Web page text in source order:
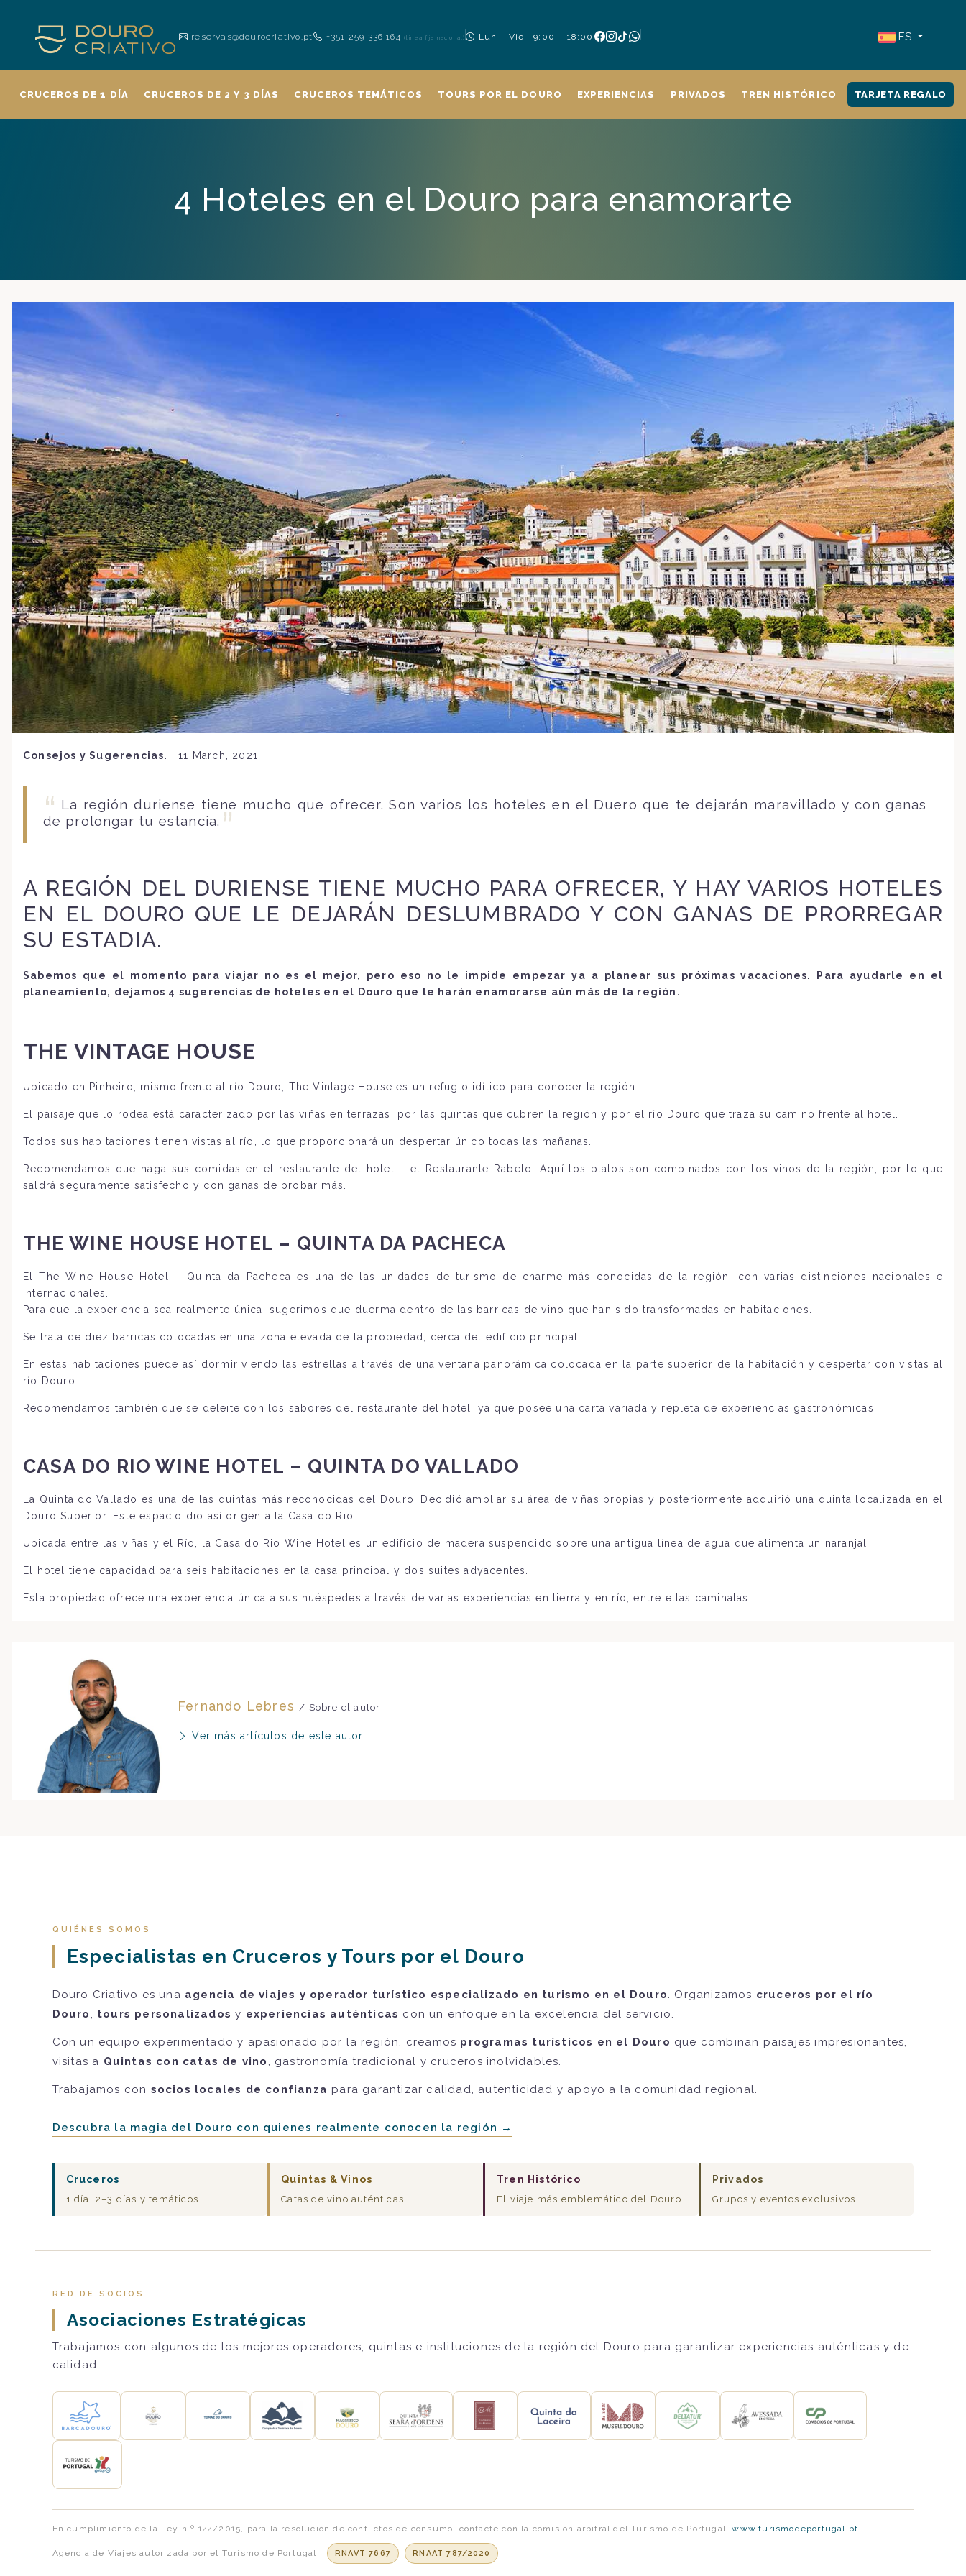
reservas@dourocriativo.pt +351 259 336 164(línea fija nacional) Lun – Vie · 9:00 – 18:00 ES
CRUCEROS DE 1 DÍA CRUCEROS DE 2 Y 3 DÍAS CRUCEROS TEMÁTICOS TOURS POR EL DOURO EXPERIENCIAS PRIVADOS TREN HISTÓRICO TARJETA REGALO
4 Hoteles en el Douro para enamorarte
Consejos y Sugerencias. |11 March, 2021
La región duriense tiene mucho que ofrecer. Son varios los hoteles en el Duero que te dejarán maravillado y con ganas
de prolongar tu estancia.
A REGIÓN DEL DURIENSE TIENE MUCHO PARA OFRECER, Y HAY VARIOS HOTELES
EN EL DOURO QUE LE DEJARÁN DESLUMBRADO Y CON GANAS DE PRORREGAR
SU ESTADIA.
Sabemos que el momento para viajar no es el mejor, pero eso no le impide empezar ya a planear sus próximas vacaciones. Para ayudarle en el
planeamiento, dejamos 4 sugerencias de hoteles en el Douro que le harán enamorarse aún más de la región.
THE VINTAGE HOUSE
Ubicado en Pinheiro, mismo frente al río Douro, The Vintage House es un refugio idílico para conocer la región.
El paisaje que lo rodea está caracterizado por las viñas en terrazas, por las quintas que cubren la región y por el río Douro que traza su camino frente al hotel.
Todos sus habitaciones tienen vistas al río, lo que proporcionará un despertar único todas las mañanas.
Recomendamos que haga sus comidas en el restaurante del hotel – el Restaurante Rabelo. Aquí los platos son combinados con los vinos de la región, por lo que
saldrá seguramente satisfecho y con ganas de probar más.
THE WINE HOUSE HOTEL – QUINTA DA PACHECA
El The Wine House Hotel – Quinta da Pacheca es una de las unidades de turismo de charme más conocidas de la región, con varias distinciones nacionales e
internacionales.
Para que la experiencia sea realmente única, sugerimos que duerma dentro de las barricas de vino que han sido transformadas en habitaciones.
Se trata de diez barricas colocadas en una zona elevada de la propiedad, cerca del edificio principal.
En estas habitaciones puede así dormir viendo las estrellas a través de una ventana panorámica colocada en la parte superior de la habitación y despertar con vistas al
río Douro.
Recomendamos también que se deleite con los sabores del restaurante del hotel, ya que posee una carta variada y repleta de experiencias gastronómicas.
CASA DO RIO WINE HOTEL – QUINTA DO VALLADO
La Quinta do Vallado es una de las quintas más reconocidas del Douro. Decidió ampliar su área de viñas propias y posteriormente adquirió una quinta localizada en el
Douro Superior. Este espacio dio así origen a la Casa do Rio.
Ubicada entre las viñas y el Río, la Casa do Rio Wine Hotel es un edificio de madera suspendido sobre una antigua línea de agua que alimenta un naranjal.
El hotel tiene capacidad para seis habitaciones en la casa principal y dos suites adyacentes.
Esta propiedad ofrece una experiencia única a sus huéspedes a través de varias experiencias en tierra y en río, entre ellas caminatas
Fernando Lebres / Sobre el autor
Ver más artículos de este autor
QUIÉNES SOMOS
Especialistas en Cruceros y Tours por el Douro
Douro Criativo es una agencia de viajes y operador turístico especializado en turismo en el Douro. Organizamos cruceros por el río
Douro , tours personalizados y experiencias auténticas con un enfoque en la excelencia del servicio.
Con un equipo experimentado y apasionado por la región, creamos programas turísticos en el Douro que combinan paisajes impresionantes,
visitas a Quintas con catas de vino , gastronomía tradicional y cruceros inolvidables.
Trabajamos con socios locales de confianza para garantizar calidad, autenticidad y apoyo a la comunidad regional.
Descubra la magia del Douro con quienes realmente conocen la región →
Cruceros
1 día, 2–3 días y temáticos
Quintas & Vinos
Catas de vino auténticas
Tren Histórico
El viaje más emblemático del Douro
Privados
Grupos y eventos exclusivos
RED DE SOCIOS
Asociaciones Estratégicas
Trabajamos con algunos de los mejores operadores, quintas e instituciones de la región del Douro para garantizar experiencias auténticas y de
calidad.
En cumplimiento de la Ley n.º 144/2015, para la resolución de conflictos de consumo, contacte con la comisión arbitral del Turismo de Portugal:www.turismodeportugal.pt
Agencia de Viajes autorizada por el Turismo de Portugal: RNAVT 7667 RNAAT 787/2020